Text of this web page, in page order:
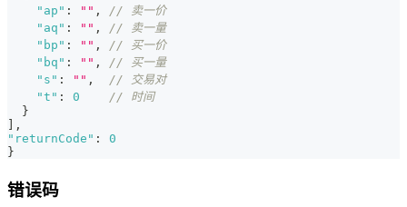
"ap" : "" ,
// 卖一价
"aq" : "" ,
// 卖一量
"bp" : "" ,
// 买一价
"bq" : "" ,
// 买一量
"s" : "" ,
// 交易对
"t" : 0
// 时间
}
,
"returnCode" :
0
}
错误码